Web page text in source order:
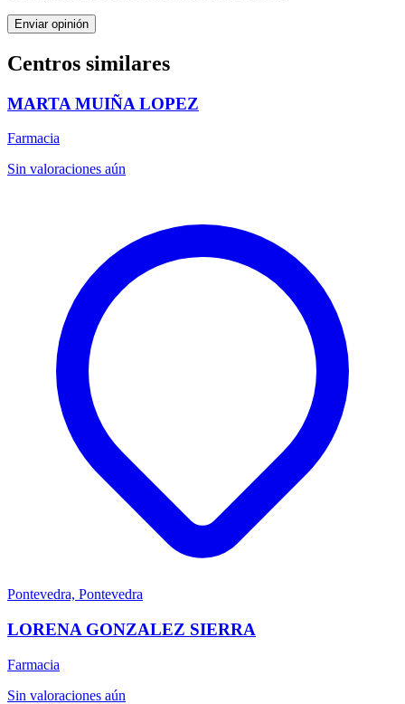
Enviar opinión
Centros similares
MARTA MUIÑA LOPEZ
Farmacia
Sin valoraciones aún
Pontevedra, Pontevedra
LORENA GONZALEZ SIERRA
Farmacia
Sin valoraciones aún